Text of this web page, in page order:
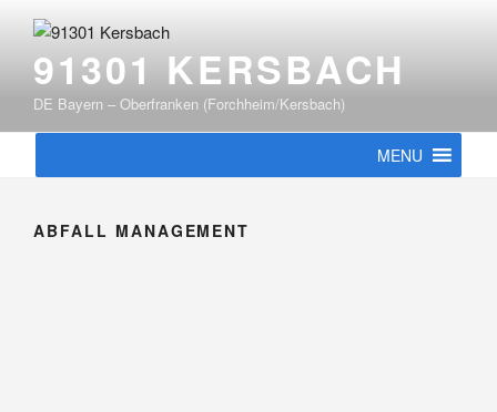
Inhalt
springen91301 KERSBACH
DE Bayern – Oberfranken (Forchheim/Kersbach)
MENU
ABFALL MANAGEMENT